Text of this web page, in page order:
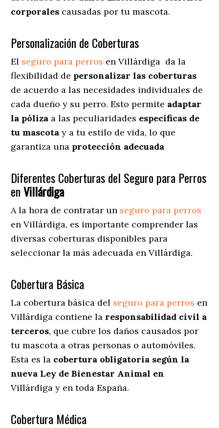
corporales causadas por tu mascota.
Personalización de Coberturas
El seguro para perros en Villárdiga da la
flexibilidad de personalizar las coberturas
de acuerdo a las necesidades individuales de
cada dueño y su perro. Esto permite adaptar
la póliza a las peculiaridades específicas de
tu mascota y a tu estilo de vida, lo que
garantiza una protección adecuada
Diferentes Coberturas del Seguro para Perros
en Villárdiga
A la hora de contratar un seguro para perros
en Villárdiga, es importante comprender las
diversas coberturas disponibles para
seleccionar la más adecuada en Villárdiga.
Cobertura Básica
La cobertura básica del seguro para perros en
Villárdiga contiene la responsabilidad civil a
terceros, que cubre los daños causados por
tu mascota a otras personas o automóviles.
Esta es la cobertura obligatoria según la
nueva Ley de Bienestar Animal en
Villárdiga y en toda España.
Cobertura Médica